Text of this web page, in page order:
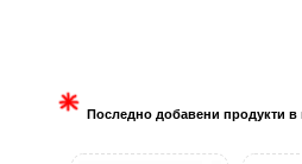
Последно добавени продукти в